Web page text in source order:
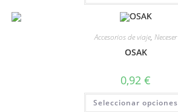
Accesorios de viaje, Neceser
OSAK
0,92 €
Seleccionar opciones